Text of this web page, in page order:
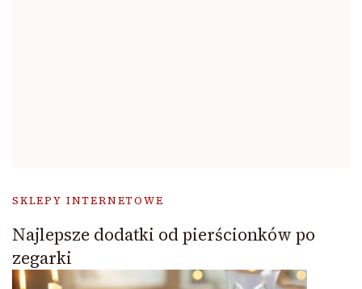
SKLEPY INTERNETOWE
Najlepsze dodatki od pierścionków po
zegarki